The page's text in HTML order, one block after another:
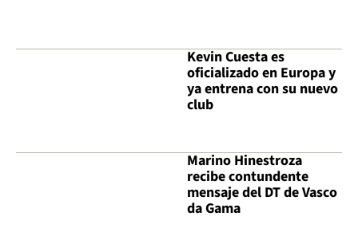
Kevin Cuesta es
oficializado en Europa y
ya entrena con su nuevo
club
Marino Hinestroza
recibe contundente
mensaje del DT de Vasco
da Gama